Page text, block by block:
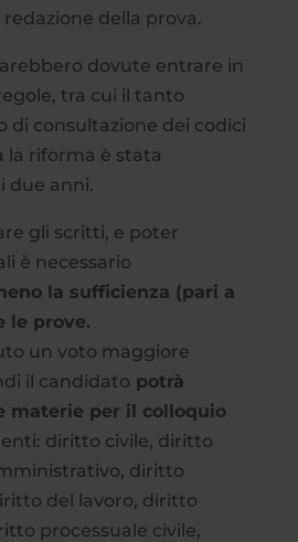
della prova.
dovute entrare in
tra cui il tanto
di consultazione dei codici
riforma è stata
due anni.
gli scritti, e poter
è necessario
la sufficienza (pari a
le prove.
un voto maggiore
il candidato potrà
materie per il colloquio
diritto civile, diritto
diritto
del lavoro, diritto
processuale civile,